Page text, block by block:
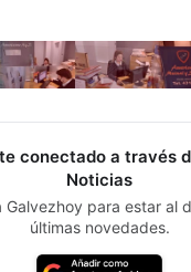
conectado a través
Noticias
Galvezhoy para estar al
últimas novedades.